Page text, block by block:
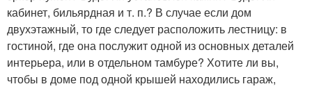
кабинет, бильярдная и т. п.? В случае если дом
двухэтажный, то где следует расположить лестницу: в
гостиной, где она послужит одной из основных деталей
интерьера, или в отдельном тамбуре? Хотите ли вы,
чтобы в доме под одной крышей находились гараж,